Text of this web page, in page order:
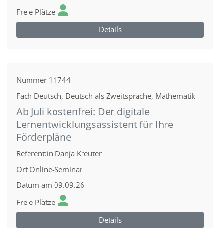
Freie Plätze
Details
Nummer 11744
Fach Deutsch, Deutsch als Zweitsprache, Mathematik
Ab Juli kostenfrei: Der digitale
Lernentwicklungsassistent für Ihre
Förderpläne
Referent:in Danja Kreuter
Ort Online-Seminar
Datum am 09.09.26
Freie Plätze
Details